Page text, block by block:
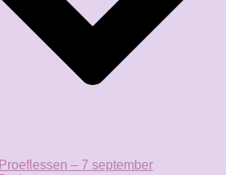
Proeflessen – 7 september